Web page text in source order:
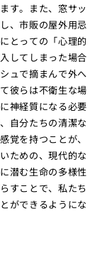
す。また、窓サッ
、市販の屋外用忌
とっての「心理的
してしまった場合
ュで摘まんで外へ
彼らは不衛生な場
神経質になる必要
自分たちの清潔な
覚を持つことが、
ための、現代的な
潜む生命の多様性
すことで、私たち
ができるようにな